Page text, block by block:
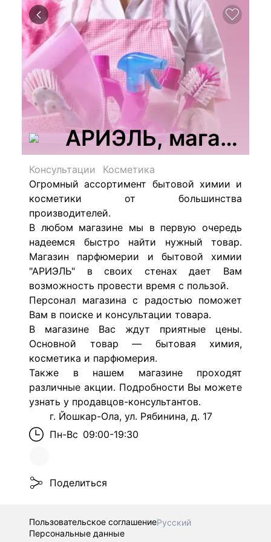
АРИЭЛЬ, магазин
Консультации
Косметика
Огромный ассортимент бытовой химии и
косметики от большинства
производителей.
В любом магазине мы в первую очередь
надеемся быстро найти нужный товар.
Магазин парфюмерии и бытовой химии
"АРИЭЛЬ" в своих стенах дает Вам
возможность провести время с пользой.
Персонал магазина с радостью поможет
Вам в поиске и консультации товара.
В магазине Вас ждут приятные цены.
Основной товар — бытовая химия,
косметика и парфюмерия.
Также в нашем магазине проходят
различные акции. Подробности Вы можете
узнать у продавцов-консультантов.
г. Йошкар-Ола, ул. Рябинина, д. 17
Пн-Вс 09:00-19:30
Поделиться
Пользовательское соглашениеРусский
Персональные данные